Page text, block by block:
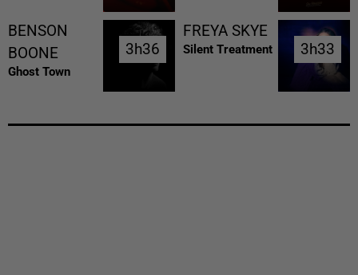
BENSON
BOONE
Ghost Town
3h36
3h36
FREYA SKYE
Silent Treatment 3h33
3h33